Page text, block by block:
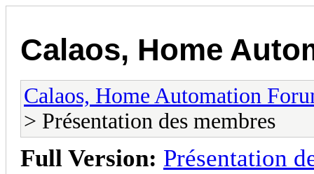
Calaos, Home
Calaos, Home Automation
> Présentation des membres
Full Version: Présentation